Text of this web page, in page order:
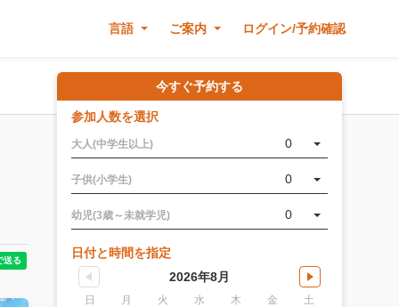
言語 ご案内 ログイン/予約確認
今すぐ予約する
参加人数を選択
大人(中学生以上) 0
子供(小学生) 0
幼児(3歳～未就学児) 0
日付と時間を指定
2026年8月
日 月 火 水 木 金 土